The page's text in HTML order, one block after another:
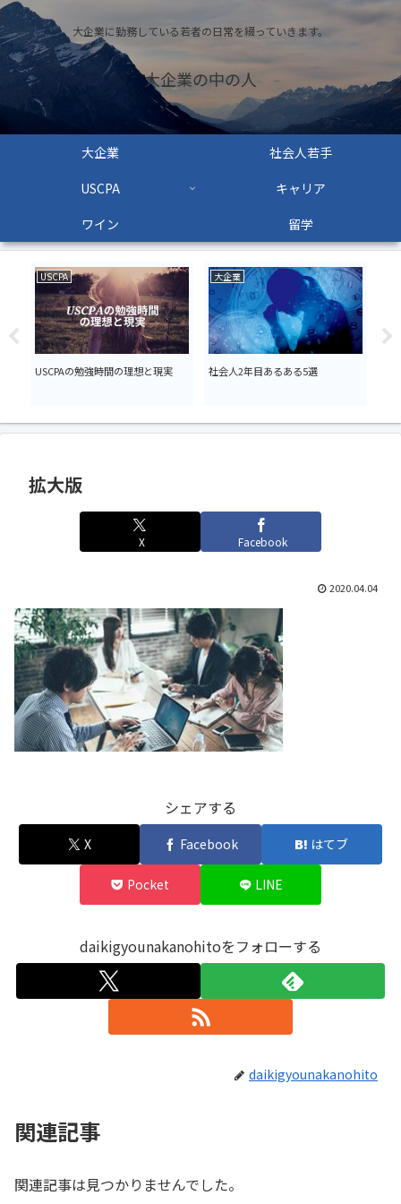
大企業に勤務している若者の日常を綴っていきます。
大企業の中の人
大企業
社会人若手
USCPA
キャリア
ワイン
留学
USCPA
USCPAの勉強時間の理想と現実
大企業
社会人2年目あるある5選
拡大版
X Facebook
2020.04.04
シェアする
X Facebook はてブ
Pocket LINE
daikigyounakanohitoをフォローする
daikigyounakanohito
関連記事
関連記事は見つかりませんでした。